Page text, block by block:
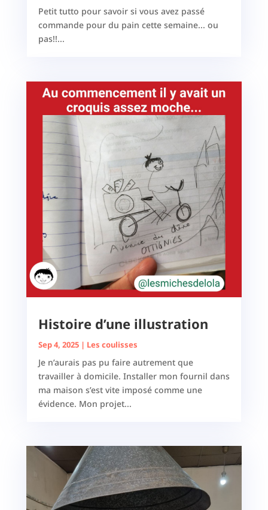
Petit tutto pour savoir si vous avez passé
commande pour du pain cette semaine... ou
pas!!...
Histoire d’une illustration
Sep 4, 2025| Les coulisses
Je n’aurais pas pu faire autrement que
travailler à domicile. Installer mon fournil dans
ma maison s’est vite imposé comme une
évidence. Mon projet...